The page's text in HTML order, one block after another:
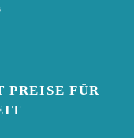
PREISE FÜR